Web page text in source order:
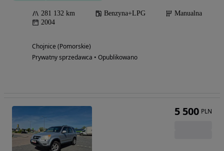
281 132 km Benzyna+LPG
Manualna
2004
Chojnice (Pomorskie)
Prywatny sprzedawca • Opublikowano
5 500 PLN